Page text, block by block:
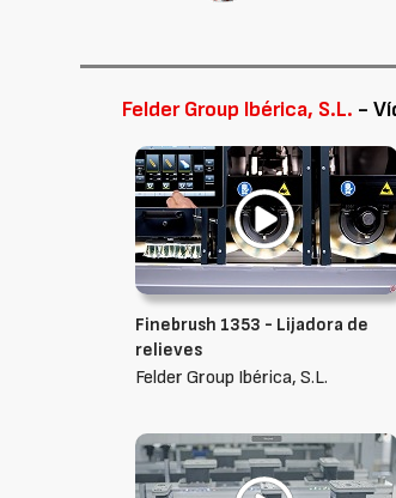
Felder Group Ibérica, S.L. -
Finebrush 1353 - Lijadora de
relieves
Felder Group Ibérica, S.L.